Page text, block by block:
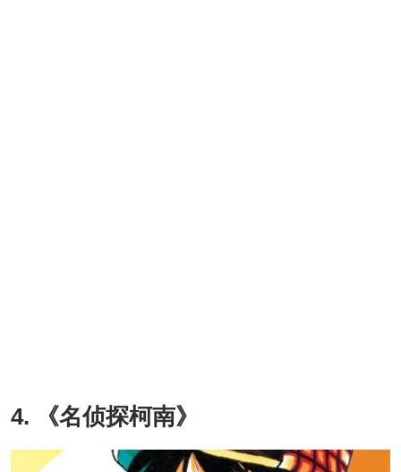
4. 《名侦探柯南》